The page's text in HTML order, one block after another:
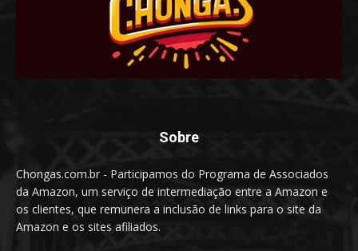
Sobre
Chongas.com.br - Participamos do Programa de Associados
da Amazon, um serviço de intermediação entre a Amazon e
os clientes, que remunera a inclusão de links para o site da
Amazon e os sites afiliados.